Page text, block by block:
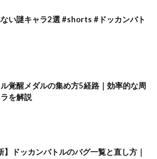
い謎キャラ2選 #shorts #ドッカンバト
覚醒メダルの集め方5経路｜効率的な周
を解説
】ドッカンバトルのバグ一覧と直し方｜